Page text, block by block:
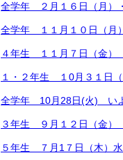
全学年 ２月１６日（月）
全学年 １１月１０日（月
４年生 １１月７日（金）
１・２年生 １0月３１日
全学年 10月28日(火) いよ
３年生 ９月１２日（金）
５年生 ７月1７日（木）